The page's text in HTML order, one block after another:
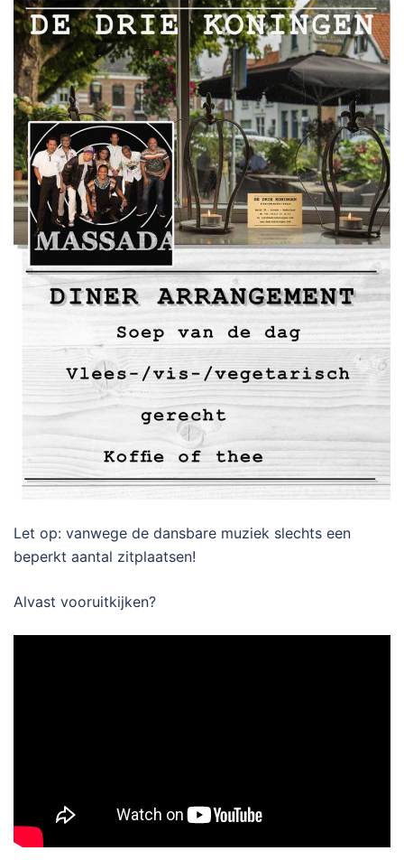
Let op: vanwege de dansbare muziek slechts een
beperkt aantal zitplaatsen!
Alvast vooruitkijken?